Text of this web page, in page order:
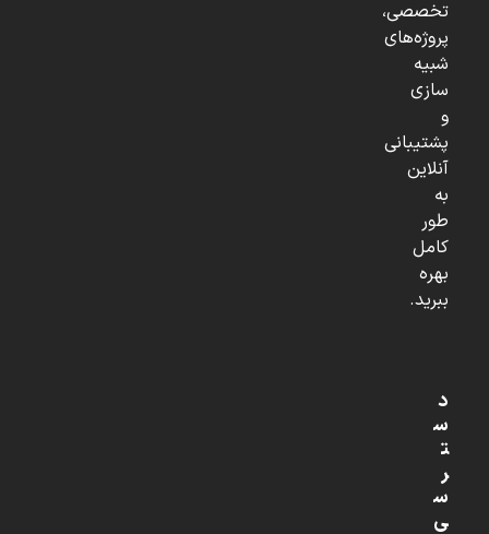
تخصصی،
پروژه‌های
شبیه
سازی
و
پشتیبانی
آنلاین
به
طور
کامل
بهره
ببرید.
د
س
ت
ر
س
ی